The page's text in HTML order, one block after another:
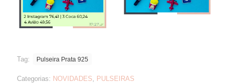
Tag: Pulseira Prata 925
Categorias: NOVIDADES PULSEIRAS